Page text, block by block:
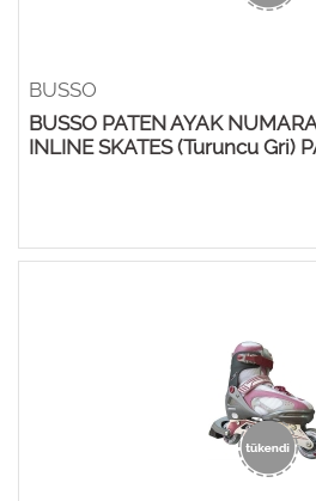
BUSSO
BUSSO PATEN AYAK
INLINE SKATES (Turuncu Gri)